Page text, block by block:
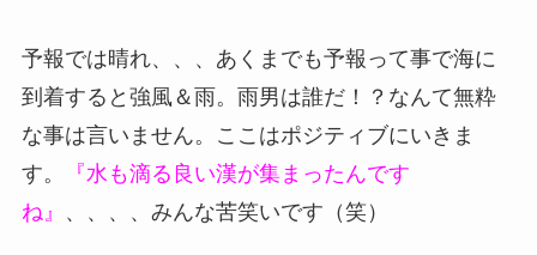
予報では晴れ、、、あくまでも予報って事で海に
到着すると強風＆雨。雨男は誰だ！？なんて無粋
な事は言いません。ここはポジティブにいきま
す。
『水も滴る良い漢が集まったんです
ね』
、、、、みんな苦笑いです（笑）